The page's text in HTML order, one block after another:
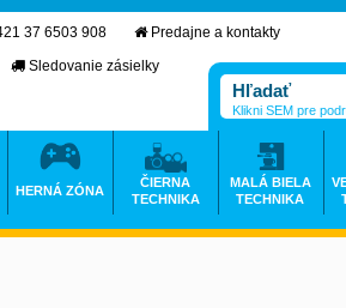
37 6503 908
Predajne a kontakty
Sledovanie zásielky
Klikni SEM pre
HERNÁ ZÓNA
ČIERNA
TECHNIKA
MALÁ BIELA
TECHNIKA